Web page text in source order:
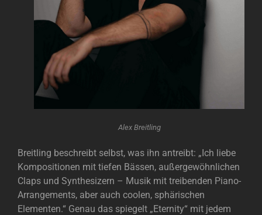
Alex Breitling
Breitling beschreibt selbst, was ihn antreibt: „Ich liebe
Kompositionen mit tiefen Bässen, außergewöhnlichen
Claps und Synthesizern – Musik mit treibenden Piano-
Arrangements, aber auch coolen, sphärischen
Elementen.“ Genau das spiegelt „Eternity“ mit jedem